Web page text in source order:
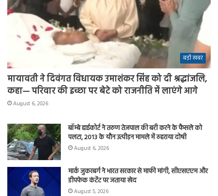
बड़ी खबर
मायावती ने दिवंगत विधायक उमाशंकर सिंह को दी श्रद्धांजलि,
कहा— परिवार की इच्छा पर बेटे को राजनीति में लाएंगे आगे
August 6, 2026
बॉम्बे हाईकोर्ट ने तरुण तेजपाल की बरी करने के फैसले को
पलटा, 2013 के यौन उत्पीड़न मामले में ठहराया दोषी
August 6, 2026
मार्क जुकरबर्ग ने भारत सरकार से माफी मांगी, सीएसएएम और
डीपफेक कंटेंट पर जताया खेद
August 5, 2026